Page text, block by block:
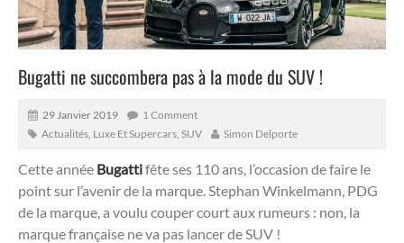
Bugatti ne succombera pas à la mode du SUV !
29 Janvier 2019
1 Comment
Actualités Luxe Et Supercars SUV Simon Delporte
Cette année Bugattifête ses 110 ans, l’occasion de faire le
point sur l’avenir de la marque. Stephan Winkelmann, PDG
de la marque, a voulu couper court aux rumeurs : non, la
marque française ne va pas lancer de SUV !